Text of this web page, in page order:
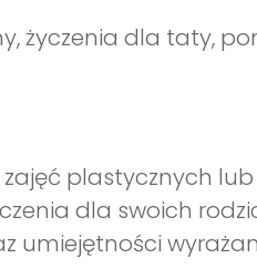
życzenia dla taty,
plastycznych
dla swoich
umiejętności